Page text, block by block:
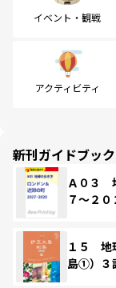
イベント・観戦
アクティビティ
新刊ガイドブック
Ａ０３
７～２０
１５ 地
島①）３